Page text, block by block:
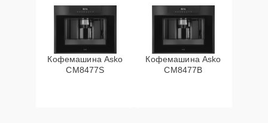
Кофемашина Asko
CM8477S
Кофемашина Asko
CM8477B